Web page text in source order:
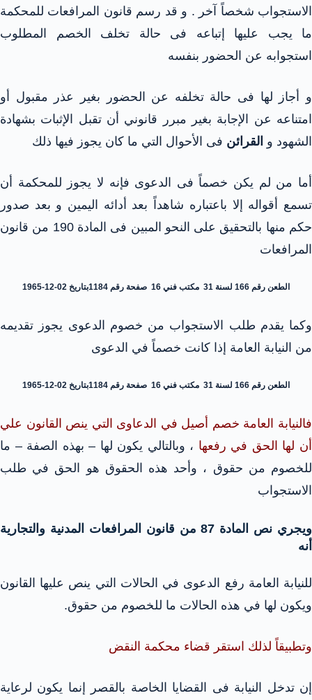
الاستجواب شخصاً آخر . و قد رسم قانون المرافعات للمحكمة
ما يجب عليها إتباعه فى حالة تخلف الخصم المطلوب
استجوابه عن الحضور بنفسه
و أجاز لها فى حالة تخلفه عن الحضور بغير عذر مقبول أو
امتناعه عن الإجابة بغير مبرر قانوني أن تقبل الإثبات بشهادة
الشهود و القرائن فى الأحوال التي ما كان يجوز فيها ذلك
أما من لم يكن خصماً فى الدعوى فإنه لا يجوز للمحكمة أن
تسمع أقواله إلا باعتباره شاهداً بعد أدائه اليمين و بعد صدور
حكم منها بالتحقيق على النحو المبين فى المادة 190 من قانون
المرافعات
الطعن رقم 166 لسنة 31 مكتب فني 16 صفحة رقم 1184بتاريخ 02-12-1965
وكما يقدم طلب الاستجواب من خصوم الدعوى يجوز تقديمه
من النيابة العامة إذا كانت خصماً في الدعوى
الطعن رقم 166 لسنة 31 مكتب فني 16 صفحة رقم 1184بتاريخ 02-12-1965
فالنيابة العامة خصم أصيل في الدعاوى التي ينص القانون علي
أن لها الحق في رفعها ، وبالتالي يكون لها – بهذه الصفة – ما
للخصوم من حقوق ، وأحد هذه الحقوق هو الحق في طلب
الاستجواب
ويجري نص المادة 87 من قانون المرافعات المدنية والتجارية
أنه
للنيابة العامة رفع الدعوى في الحالات التي ينص عليها القانون
ويكون لها في هذه الحالات ما للخصوم من حقوق.
وتطبيقاً لذلك استقر قضاء محكمة النقض
إن تدخل النيابة فى القضايا الخاصة بالقصر إنما يكون لرعاية